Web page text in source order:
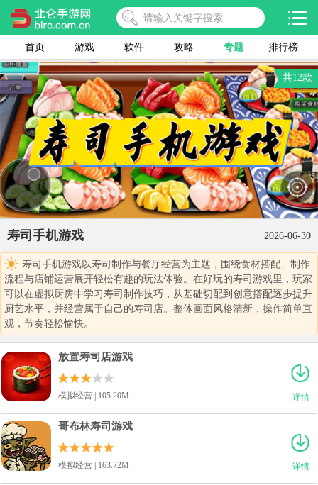
首页 游戏 软件 攻略 专题 排行榜
共12款
寿司手机游戏 2026-06-30
寿司手机游戏以寿司制作与餐厅经营为主题，围绕食材搭配、制作
流程与店铺运营展开轻松有趣的玩法体验。在好玩的寿司游戏里，玩家
可以在虚拟厨房中学习寿司制作技巧，从基础切配到创意搭配逐步提升
厨艺水平，并经营属于自己的寿司店。整体画面风格清新，操作简单直
观，节奏轻松愉快。
详情
放置寿司店游戏
模拟经营 | 105.20M
详情
哥布林寿司游戏
模拟经营 | 163.72M